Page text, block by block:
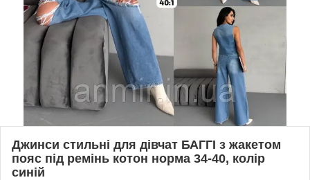
Джинси стильні для дівчат БАГГІ з жакетом
пояс під ремінь котон норма 34-40, колір
синій